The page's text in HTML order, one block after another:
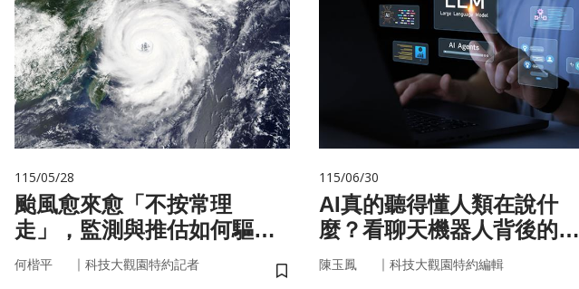
115/05/28
颱風愈來愈「不按常理
走」，監測與推估如何驅動
防災決策？
何楷平 ｜ 科技大觀園特約記者
儲存書籤
115/06/30
AI真的聽得懂人類在說什
麼？看聊天機器人背後的語
言科技
陳玉鳳 ｜ 科技大觀園特約編輯